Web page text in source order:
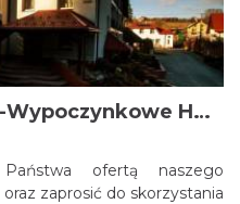
i wiele dolin.
Centrum Szkoleniowo-Wypoczynkowe HALNIAK
ofertą naszego
zaprosić do skorzystania